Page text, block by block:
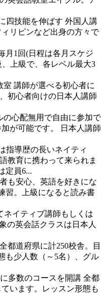
四技能を伸ばす 外国人講
リピンなど出身の方々で
月1回(日程は各月スケジ
上級で、各レベル最大3
室 講師が選べる初心者に
初心者向けの日本人講師
の心配無用で自由に参加で
が可能です。 日本人講師
指導歴の長いネイティ
教育に携わって来られま
定員6...
も安心、英語を好きにな
習。上級になると読み書
ネイティブ講師もしくは
の英会話クラスは日本人
全都道府県に計250校舎。目
も少人数（～5名）、グル
多数のコースを開講 全都
います。レッスン形態も